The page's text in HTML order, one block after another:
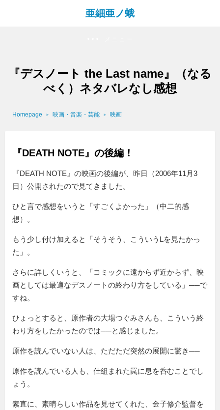
亜細亜ノ蛾
『デスノート the Last name』（なる
べく）ネタバレなし感想
Homepage 映画・音楽・芸能 映画
『DEATH NOTE』の後編！
『DEATH NOTE』の映画の後編が、昨日（2006年11月3
日）公開されたので見てきました。
ひと言で感想をいうと「すごくよかった」（中二的感
想）。
もう少し付け加えると「そうそう、こういうLを見たかっ
た」。
さらに詳しくいうと、「コミックに遠からず近からず、映
画としては最適なデスノートの終わり方をしている」──で
すね。
ひょっとすると、原作者の大場つぐみさんも、こういう終
わり方をしたかったのでは──と感じました。
原作を読んでいない人は、ただただ突然の展開に驚き──
原作を読んでいる人も、仕組まれた罠に息を呑むことでし
ょう。
素直に、素晴らしい作品を見せてくれた、金子修介監督を